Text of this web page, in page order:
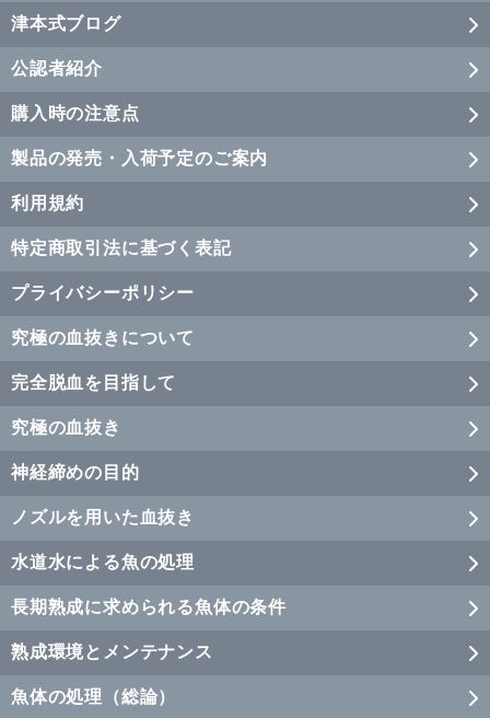
津本式ブログ
公認者紹介
購入時の注意点
製品の発売・入荷予定のご案内
利用規約
特定商取引法に基づく表記
プライバシーポリシー
究極の血抜きについて
完全脱血を目指して
究極の血抜き
神経締めの目的
ノズルを用いた血抜き
水道水による魚の処理
長期熟成に求められる魚体の条件
熟成環境とメンテナンス
魚体の処理（総論）